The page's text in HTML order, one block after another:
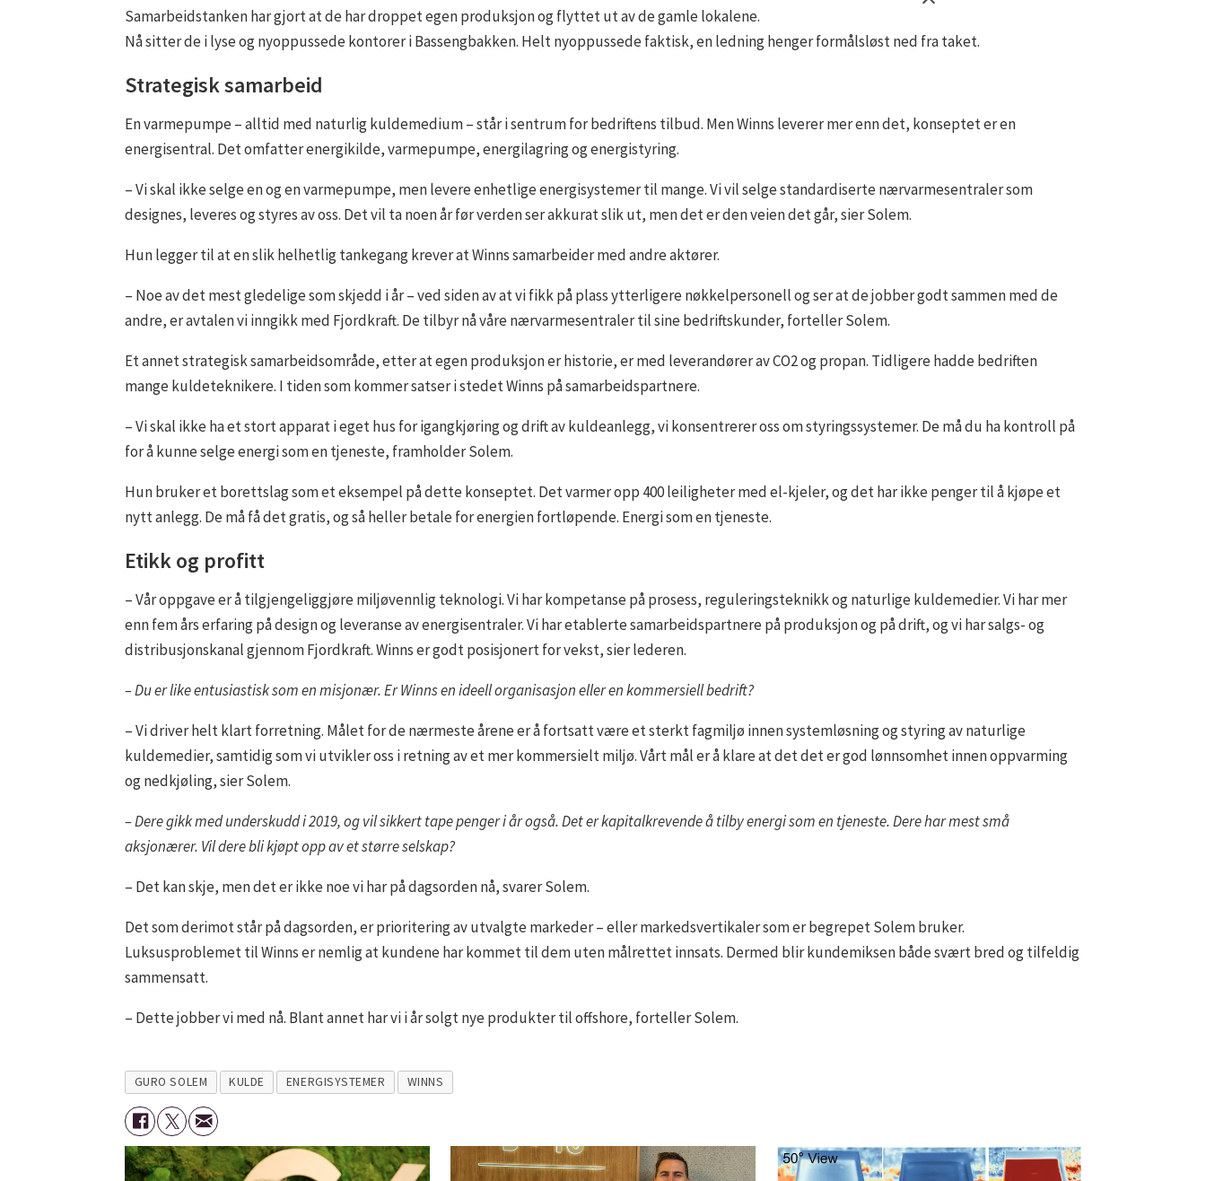
Samarbeidstanken har gjort at de har droppet egen produksjon og flyttet ut av de gamle lokalene.
Nå sitter de i lyse og nyoppussede kontorer i Bassengbakken. Helt nyoppussede faktisk, en ledning henger formålsløst ned fra taket.
Strategisk samarbeid
En varmepumpe – alltid med naturlig kuldemedium – står i sentrum for bedriftens tilbud. Men Winns leverer mer enn det, konseptet er en
energisentral. Det omfatter energikilde, varmepumpe, energilagring og energistyring.
– Vi skal ikke selge en og en varmepumpe, men levere enhetlige energisystemer til mange. Vi vil selge standardiserte nærvarmesentraler som
designes, leveres og styres av oss. Det vil ta noen år før verden ser akkurat slik ut, men det er den veien det går, sier Solem.
Hun legger til at en slik helhetlig tankegang krever at Winns samarbeider med andre aktører.
– Noe av det mest gledelige som skjedd i år – ved siden av at vi fikk på plass ytterligere nøkkelpersonell og ser at de jobber godt sammen med de
andre, er avtalen vi inngikk med Fjordkraft. De tilbyr nå våre nærvarmesentraler til sine bedriftskunder, forteller Solem.
Et annet strategisk samarbeidsområde, etter at egen produksjon er historie, er med leverandører av CO2 og propan. Tidligere hadde bedriften
mange kuldeteknikere. I tiden som kommer satser i stedet Winns på samarbeidspartnere.
– Vi skal ikke ha et stort apparat i eget hus for igangkjøring og drift av kuldeanlegg, vi konsentrerer oss om styringssystemer. De må du ha kontroll på
for å kunne selge energi som en tjeneste, framholder Solem.
Hun bruker et borettslag som et eksempel på dette konseptet. Det varmer opp 400 leiligheter med el-kjeler, og det har ikke penger til å kjøpe et
nytt anlegg. De må få det gratis, og så heller betale for energien fortløpende. Energi som en tjeneste.
Etikk og profitt
– Vår oppgave er å tilgjengeliggjøre miljøvennlig teknologi. Vi har kompetanse på prosess, reguleringsteknikk og naturlige kuldemedier. Vi har mer
enn fem års erfaring på design og leveranse av energisentraler. Vi har etablerte samarbeidspartnere på produksjon og på drift, og vi har salgs- og
distribusjonskanal gjennom Fjordkraft. Winns er godt posisjonert for vekst, sier lederen.
– Du er like entusiastisk som en misjonær. Er Winns en ideell organisasjon eller en kommersiell bedrift?
– Vi driver helt klart forretning. Målet for de nærmeste årene er å fortsatt være et sterkt fagmiljø innen systemløsning og styring av naturlige
kuldemedier, samtidig som vi utvikler oss i retning av et mer kommersielt miljø. Vårt mål er å klare at det det er god lønnsomhet innen oppvarming
og nedkjøling, sier Solem.
– Dere gikk med underskudd i 2019, og vil sikkert tape penger i år også. Det er kapitalkrevende å tilby energi som en tjeneste. Dere har mest små
aksjonærer. Vil dere bli kjøpt opp av et større selskap?
– Det kan skje, men det er ikke noe vi har på dagsorden nå, svarer Solem.
Det som derimot står på dagsorden, er prioritering av utvalgte markeder – eller markedsvertikaler som er begrepet Solem bruker.
Luksusproblemet til Winns er nemlig at kundene har kommet til dem uten målrettet innsats. Dermed blir kundemiksen både svært bred og tilfeldig
sammensatt.
– Dette jobber vi med nå. Blant annet har vi i år solgt nye produkter til offshore, forteller Solem.
GURO SOLEM KULDE ENERGISYSTEMER WINNS